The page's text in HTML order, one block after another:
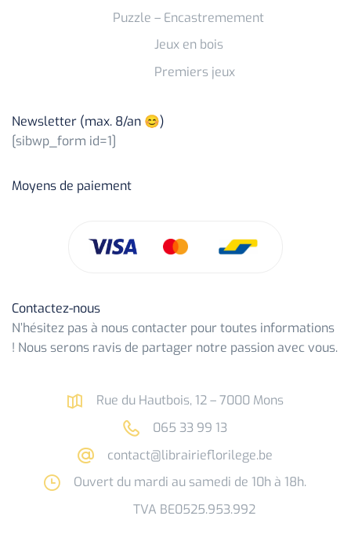
Puzzle – Encastremement
Jeux en bois
Premiers jeux
Newsletter (max. 8/an 😊)
[sibwp_form id=1]
Moyens de paiement
Contactez-nous
N’hésitez pas à nous contacter pour toutes informations
! Nous serons ravis de partager notre passion avec vous.
Rue du Hautbois, 12 – 7000 Mons
065 33 99 13
contact@librairieflorilege.be
Ouvert du mardi au samedi de 10h à 18h.
TVA BE0525.953.992